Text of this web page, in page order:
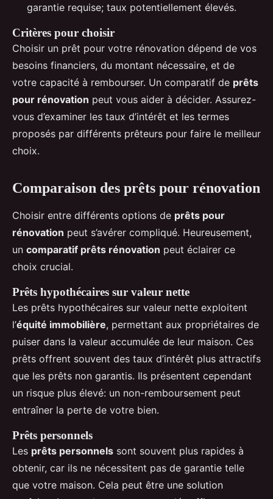
garantie requise; taux potentiellement élevés.
Critères pour choisir
Choisir un prêt pour votre rénovation dépend de vos
besoins financiers, du montant nécessaire, et de
votre capacité à rembourser. Un comparatif de prêts
pour rénovation peut vous aider à décider. Assurez-
vous d’examiner les taux d’intérêt et les termes
proposés par différents prêteurs pour faire le meilleur
choix.
Comparaison des prêts pour rénovation
Choisir entre différents options de prêts pour
rénovation peut s’avérer compliqué. Heureusement,
un comparatif prêts rénovation peut éclairer ce
choix crucial.
Prêts hypothécaires sur valeur nette
Les prêts hypothécaires sur valeur nette exploitent
l’équité immobilière, permettant aux propriétaires de
puiser dans la valeur accumulée de leur maison. Ces
prêts offrent souvent des taux d’intérêt plus attractifs
que les prêts non garantis. Ils présentent cependant
un risque plus élevé: un non-remboursement peut
entraîner la perte de votre bien.
Prêts personnels
Les prêts personnels sont souvent plus rapides à
obtenir, car ils ne nécessitent pas de garantie telle
que votre maison. Cela peut être une solution